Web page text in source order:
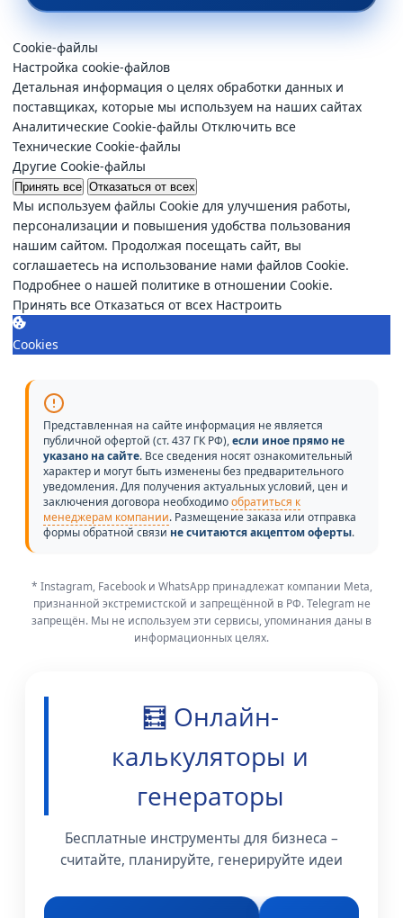
Cookie-файлы
Настройка cookie-файлов
Детальная информация о целях обработки данных и
поставщиках, которые мы используем на наших сайтах
Аналитические Cookie-файлы Отключить все
Технические Cookie-файлы
Другие Cookie-файлы
Принять все Отказаться от всех
Мы используем файлы Cookie для улучшения работы,
персонализации и повышения удобства пользования
нашим сайтом. Продолжая посещать сайт, вы
соглашаетесь на использование нами файлов Cookie.
Подробнее о нашей политике в отношении Cookie.
Принять все Отказаться от всех Настроить
Cookies
Представленная на сайте информация не является
публичной офертой (ст. 437 ГК РФ),если иное прямо не
указано на сайте. Все сведения носят ознакомительный
характер и могут быть изменены без предварительного
уведомления. Для получения актуальных условий, цен и
заключения договора необходимообратиться к
менеджерам компании. Размещение заказа или отправка
формы обратной связи не считаются акцептом оферты.
* Instagram, Facebook и WhatsApp принадлежат компании Meta,
признанной экстремистской и запрещённой в РФ. Telegram не
запрещён. Мы не используем эти сервисы, упоминания даны в
информационных целях.
🧮 Онлайн-
калькуляторы и
генераторы
Бесплатные инструменты для бизнеса –
считайте, планируйте, генерируйте идеи